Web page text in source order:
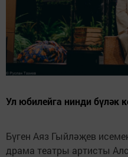
Ул юбилейга нинди бүләк
Бүген Аяз Гыйләҗев
драма театры артисты